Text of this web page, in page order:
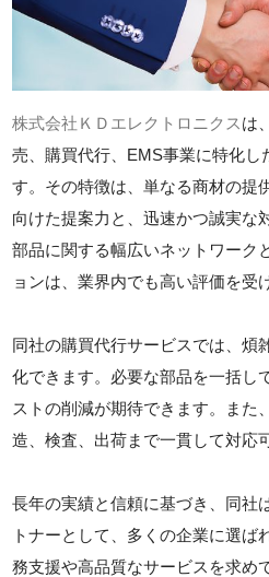
株式会社ＫＤエレクトロニクス は
売、購買代行、EMS事業に特化し
す。その特徴は、単なる商材の提
向けた提案力と、迅速かつ誠実な
部品に関する幅広いネットワーク
ョンは、業界内でも高い評価を受
同社の購買代行サービスでは、煩
化できます。必要な部品を一括し
ストの削減が期待できます。また
造、検査、出荷まで一貫して対応
長年の実績と信頼に基づき、同社
トナーとして、多くの企業に選ば
務支援や高品質なサービスを求め